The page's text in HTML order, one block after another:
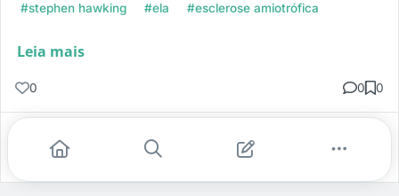
#stephen hawking #ela #esclerose amiotrófica
Leia mais
0 0 0
Gostei Comentar Salvar